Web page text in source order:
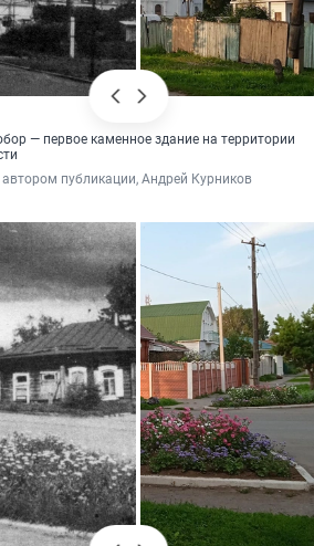
— первое каменное здание на территории
автором публикации, Андрей Курников